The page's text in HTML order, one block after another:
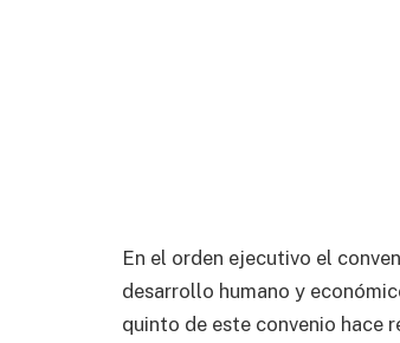
En el orden ejecutivo el
desarrollo humano y
quinto de este convenio hace